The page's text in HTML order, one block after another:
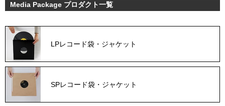
Media Package プロダクト一覧
LPレコード袋・ジャケット
SPレコード袋・ジャケット